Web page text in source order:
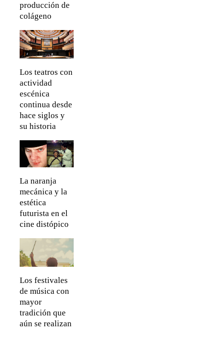
producción de
colágeno
Los teatros con
actividad
escénica
continua desde
hace siglos y
su historia
La naranja
mecánica y la
estética
futurista en el
cine distópico
Los festivales
de música con
mayor
tradición que
aún se realizan